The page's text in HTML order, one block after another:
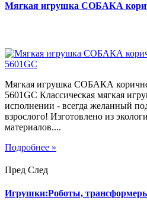
Мягкая игрушка СОБАКА
Мягкая игрушка СОБАКА
5601GC Классическая мягкая
исполнении - всегда желанный
взрослого! Изготовлено из
материалов....
Подробнее »
Пред След
Игрушки:Роботы,